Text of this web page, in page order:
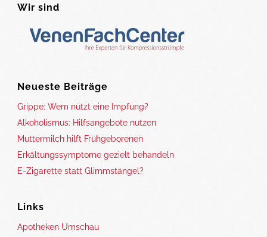
Wir sind
Neueste Beiträge
Grippe: Wem nützt eine Impfung?
Alkoholismus: Hilfsangebote nutzen
Muttermilch hilft Frühgeborenen
Erkältungssymptome gezielt behandeln
E-Zigarette statt Glimmstängel?
Links
Apotheken Umschau